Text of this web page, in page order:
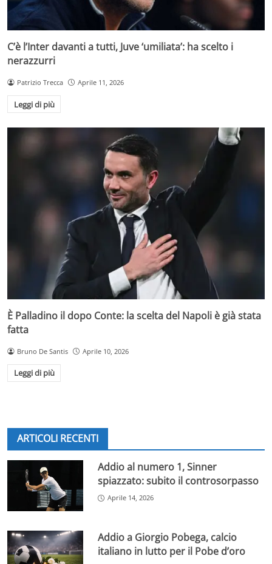
C’è l’Inter davanti a tutti, Juve ‘umiliata’: ha scelto i
nerazzurri
Patrizio Trecca Aprile 11, 2026
Leggi di più
È Palladino il dopo Conte: la scelta del Napoli è già stata
fatta
Bruno De Santis Aprile 10, 2026
Leggi di più
ARTICOLI RECENTI
Addio al numero 1, Sinner
spiazzato: subito il controsorpasso
Aprile 14, 2026
Addio a Giorgio Pobega, calcio
italiano in lutto per il Pobe d’oro